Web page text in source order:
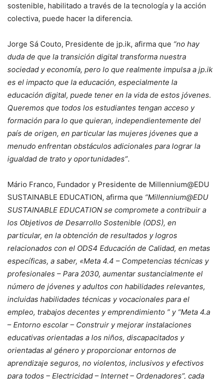
sostenible, habilitado a través de la tecnología y la acción
colectiva, puede hacer la diferencia.
Jorge Sá Couto, Presidente de jp.ik, afirma que “no hay
duda de que la transición digital transforma nuestra
sociedad y economía, pero lo que realmente impulsa a jp.ik
es el impacto que la educación, especialmente la
educación digital, puede tener en la vida de estos jóvenes.
Queremos que todos los estudiantes tengan acceso y
formación para lo que quieran, independientemente del
país de origen, en particular las mujeres jóvenes que a
menudo enfrentan obstáculos adicionales para lograr la
igualdad de trato y oportunidades”.
Mário Franco, Fundador y Presidente de Millennium@EDU
SUSTAINABLE EDUCATION, afirma que “Millennium@EDU
SUSTAINABLE EDUCATION se compromete a contribuir a
los Objetivos de Desarrollo Sostenible (ODS), en
particular, en la obtención de resultados y logros
relacionados con el ODS4 Educación de Calidad, en metas
específicas, a saber, «Meta 4.4 – Competencias técnicas y
profesionales – Para 2030, aumentar sustancialmente el
número de jóvenes y adultos con habilidades relevantes,
incluidas habilidades técnicas y vocacionales para el
empleo, trabajos decentes y emprendimiento ” y “Meta 4.a
– Entorno escolar – Construir y mejorar instalaciones
educativas orientadas a los niños, discapacitados y
orientadas al género y proporcionar entornos de
aprendizaje seguros, no violentos, inclusivos y efectivos
para todos – Electricidad – Internet – Ordenadores”, cada